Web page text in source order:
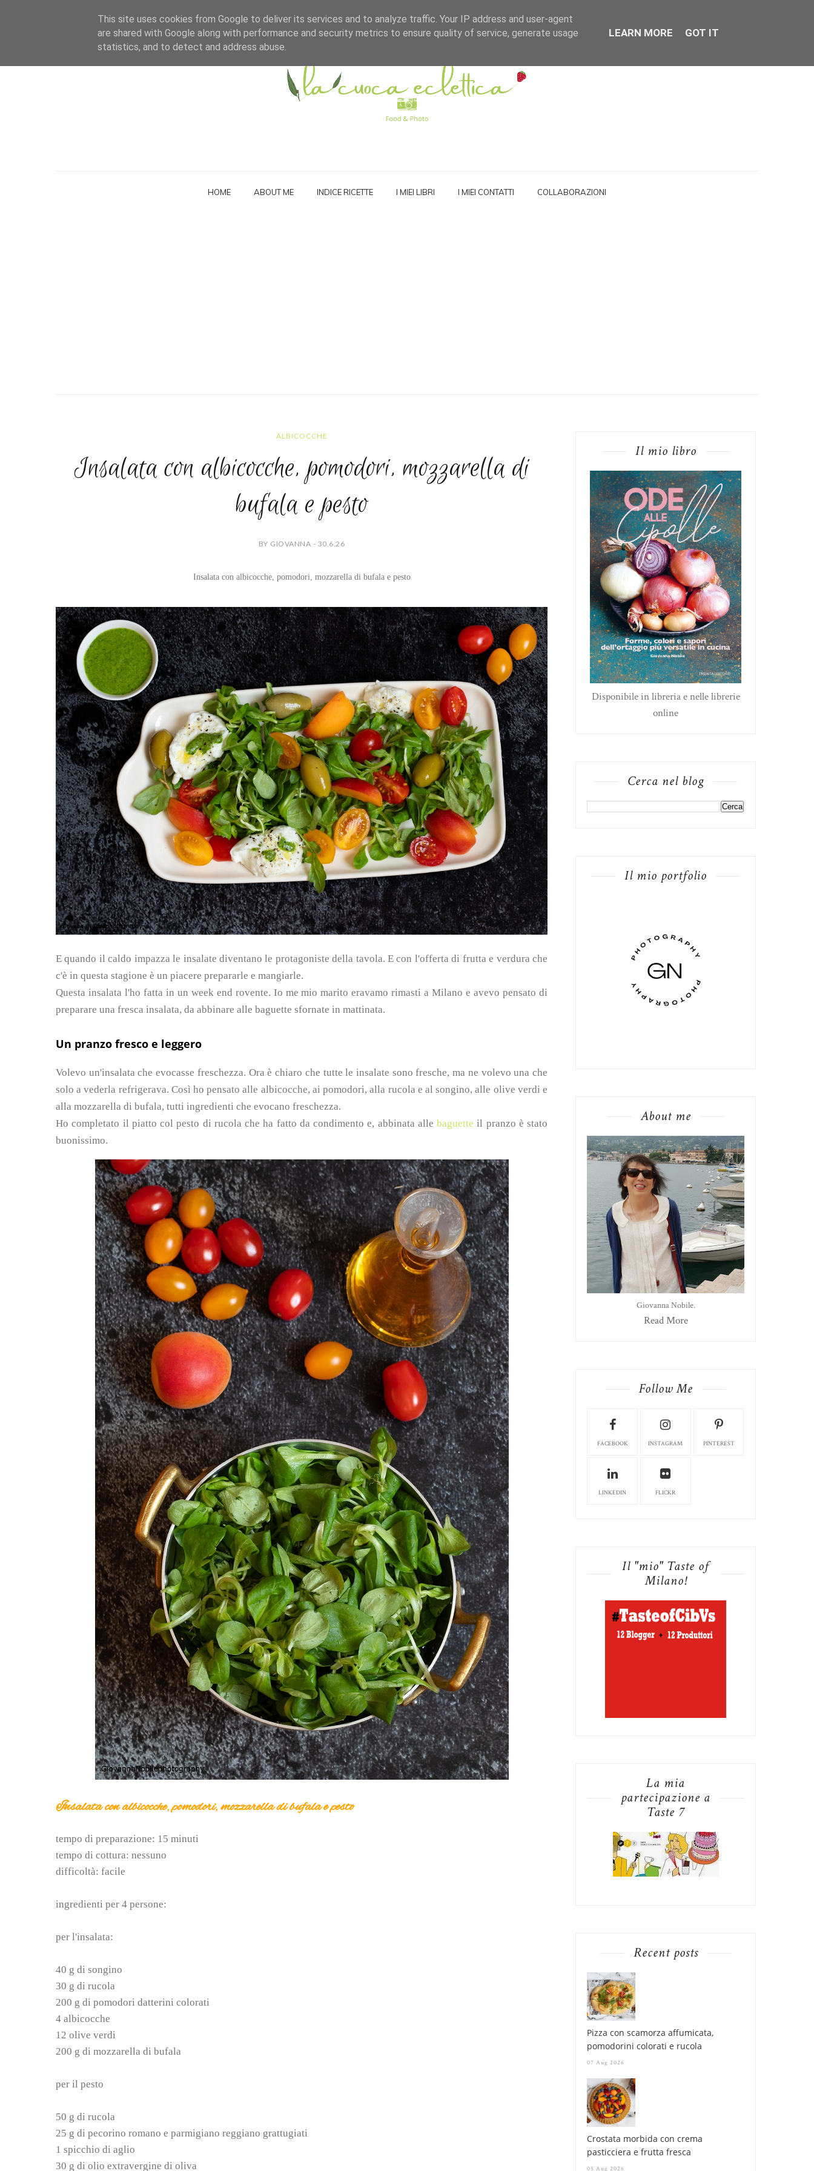
HOME ABOUT ME INDICE RICETTE I MIEI LIBRI I MIEI CONTATTI COLLABORAZIONI
ALBICOCCHE
Insalata con albicocche, pomodori, mozzarella di
bufala e pesto
BY GIOVANNA - 30.6.26
Insalata con albicocche, pomodori, mozzarella di bufala e pesto
E quando il caldo impazza le insalate diventano le protagoniste della tavola. E con l'offerta di frutta e verdura che
c'è in questa stagione è un piacere prepararle e mangiarle.
Questa insalata l'ho fatta in un week end rovente. Io me mio marito eravamo rimasti a Milano e avevo pensato di
preparare una fresca insalata, da abbinare alle baguette sfornate in mattinata.
Un pranzo fresco e leggero
Volevo un'insalata che evocasse freschezza. Ora è chiaro che tutte le insalate sono fresche, ma ne volevo una che
solo a vederla refrigerava. Così ho pensato alle albicocche, ai pomodori, alla rucola e al songino, alle olive verdi e
alla mozzarella di bufala, tutti ingredienti che evocano freschezza.
Ho completato il piatto col pesto di rucola che ha fatto da condimento e, abbinata alle baguette il pranzo è stato
buonissimo.
Insalata con albicocche, pomodori, mozzarella di bufala e pesto
tempo di preparazione: 15 minuti
tempo di cottura: nessuno
difficoltà: facile
ingredienti per 4 persone:
per l'insalata:
40 g di songino
30 g di rucola
200 g di pomodori datterini colorati
4 albicocche
12 olive verdi
200 g di mozzarella di bufala
per il pesto
50 g di rucola
25 g di pecorino romano e parmigiano reggiano grattugiati
1 spicchio di aglio
30 g di olio extravergine di oliva
Il mio libro
Disponibile in libreria e nelle librerie
online
Cerca nel blog
Il mio portfolio
About me
Giovanna Nobile.
Read More
Follow Me
FACEBOOK INSTAGRAM PINTEREST
LINKEDIN FLICKR
Il "mio" Taste of
Milano!
La mia
partecipazione a
Taste 7
Recent posts
Pizza con scamorza affumicata,
pomodorini colorati e rucola
07 Aug 2026
Crostata morbida con crema
pasticciera e frutta fresca
05 Aug 2026
This site uses cookies from Google to deliver its services and to analyze traffic. Your IP address and user-agent
are shared with Google along with performance and security metrics to ensure quality of service, generate usage
statistics, and to detect and address abuse.
LEARN MORE GOT IT